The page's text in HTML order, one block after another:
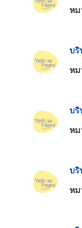
หม
บริ
หม
บริ
หม
บริ
หม